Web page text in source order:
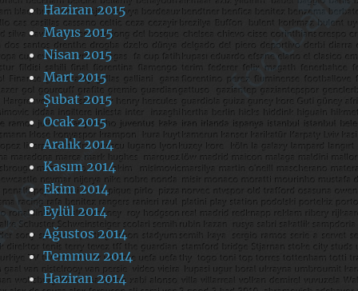
Haziran 2015
Mayıs 2015
Nisan 2015
Mart 2015
Şubat 2015
Ocak 2015
Aralık 2014
Kasım 2014
Ekim 2014
Eylül 2014
Ağustos 2014
Temmuz 2014
Haziran 2014